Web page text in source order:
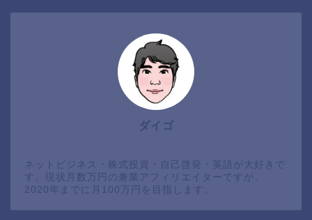
ダイゴ
ネットビジネス・株式投資・自己啓発・英語が大好きで
す。現状月数万円の兼業アフィリエイターですが、
2020年までに月100万円を目指します。